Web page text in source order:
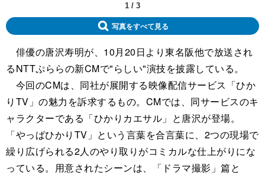
1 / 3
写真をすべて見る
俳優の唐沢寿明が、10月20日より東名阪他で放送され
るNTTぷららの新CMで"らしい"演技を披露している。
今回のCMは、同社が展開する映像配信サービス「ひか
りTV」の魅力を訴求するもの。CMでは、同サービスのキ
ャラクターである「ひかりカエサル」と唐沢が登場。
「やっぱひかりTV」という言葉を合言葉に、2つの現場で
繰り広げられる2人のやり取りがコミカルな仕上がりにな
っている。用意されたシーンは、「ドラマ撮影」篇と